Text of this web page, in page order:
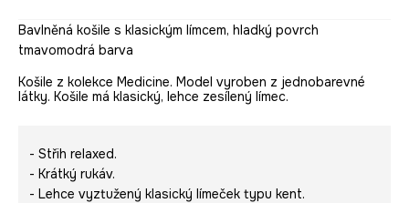
Bavlněná košile s klasickým límcem, hladký povrch
tmavomodrá barva
Košile z kolekce Medicine. Model vyroben z jednobarevné
látky. Košile má klasický, lehce zesílený límec.
- Střih relaxed.
- Krátký rukáv.
- Lehce vyztužený klasický límeček typu kent.